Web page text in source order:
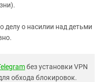
делу о насилии над детьми
без установки VPN
обхода блокировок.